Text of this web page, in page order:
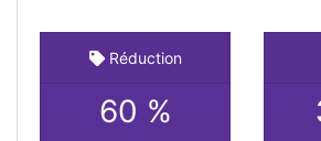
Réduction
60 %